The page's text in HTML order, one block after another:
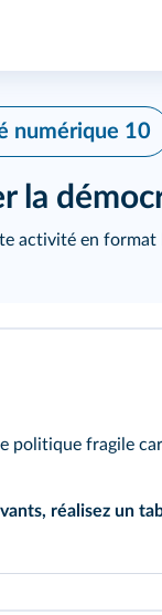
numérique 10
la
activité en format
politique fragile
réalisez un